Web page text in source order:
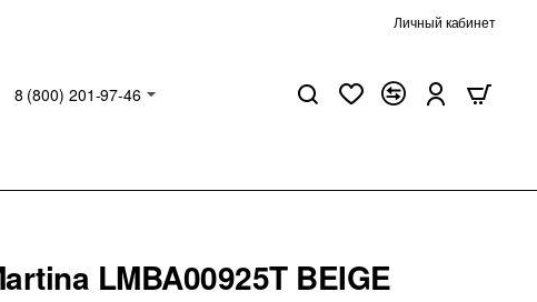
Личный кабинет
8 (800) 201-97-46
LMBA00925T BEIGE